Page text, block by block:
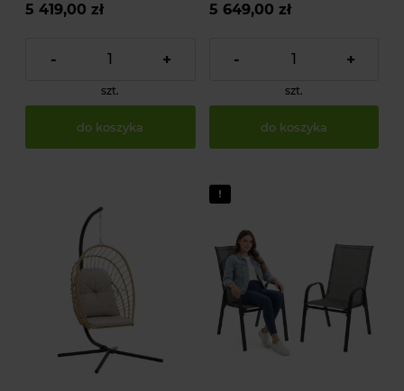
5 419,00 zł
- +
szt.
do koszyka
5 649,00 zł
- +
szt.
do koszyka